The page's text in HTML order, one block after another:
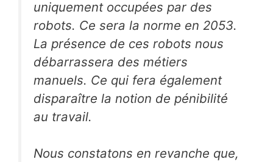
uniquement occupées par des
robots. Ce sera la norme en 2053.
La présence de ces robots nous
débarrassera des métiers
manuels. Ce qui fera également
disparaître la notion de pénibilité
au travail.
Nous constatons en revanche que,